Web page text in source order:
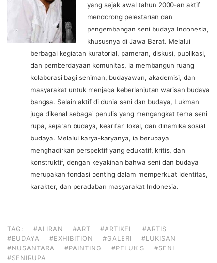
yang sejak awal tahun 2000-an aktif
mendorong pelestarian dan
pengembangan seni budaya Indonesia,
khususnya di Jawa Barat. Melalui
berbagai kegiatan kuratorial, pameran, diskusi, publikasi,
dan pemberdayaan komunitas, ia membangun ruang
kolaborasi bagi seniman, budayawan, akademisi, dan
masyarakat untuk menjaga keberlanjutan warisan budaya
bangsa. Selain aktif di dunia seni dan budaya, Lukman
juga dikenal sebagai penulis yang mengangkat tema seni
rupa, sejarah budaya, kearifan lokal, dan dinamika sosial
budaya. Melalui karya-karyanya, ia berupaya
menghadirkan perspektif yang edukatif, kritis, dan
konstruktif, dengan keyakinan bahwa seni dan budaya
merupakan fondasi penting dalam memperkuat identitas,
karakter, dan peradaban masyarakat Indonesia.
TAG: #ALIRAN #ART #ARTIKEL
#ARTIS
#BUDAYA
#EXHIBITION #GALERI
#LUKISAN
#NUSANTARA
#PAINTING #PELUKIS
#SENI
#SENIRUPA